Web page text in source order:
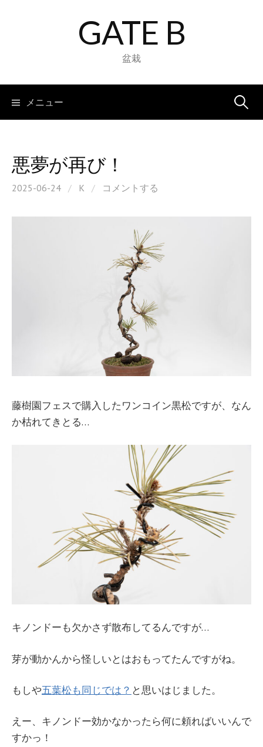
キ
GATE B
盆栽
メニュー 検
悪夢が再び！
2025-06-24 / K / コメントする
藤樹園フェスで購入したワンコイン黒松ですが、なん
か枯れてきとる…
キノンドーも欠かさず散布してるんですが…
芽が動かんから怪しいとはおもってたんですがね。
もしや五葉松も同じでは？ と思いはじました。
えー、キノンドー効かなかったら何に頼ればいいんで
すかっ！